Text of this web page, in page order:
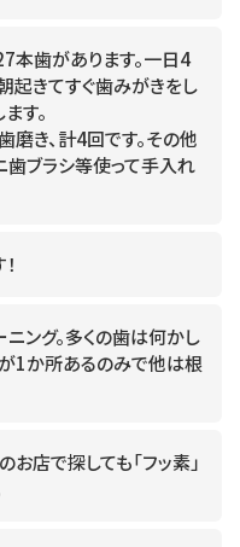
歯があります。一日4
起きてすぐ歯みがきをし
す。
き、計4回です。その他
歯ブラシ等使って手入れ
ング。多くの歯は何かし
1か所あるのみで他は根
店で探しても「フッ素」